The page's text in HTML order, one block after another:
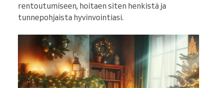
rentoutumiseen, hoitaen siten henkistä ja
tunnepohjaista hyvinvointiasi.